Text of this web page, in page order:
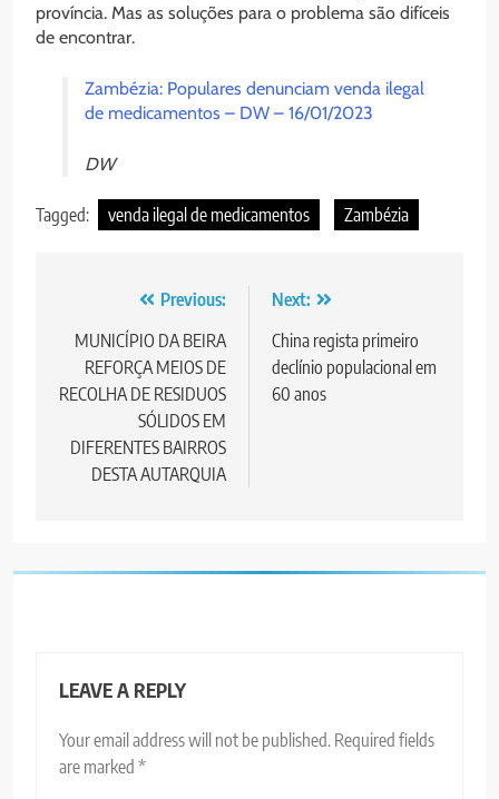
província. Mas as soluções para o problema são difíceis
de encontrar.
Zambézia: Populares denunciam venda ilegal
de medicamentos – DW – 16/01/2023
DW
Tagged: venda ilegal de medicamentos Zambézia
navigation
Previous:
MUNICÍPIO DA BEIRA
REFORÇA MEIOS DE
RECOLHA DE RESIDUOS
SÓLIDOS EM
DIFERENTES BAIRROS
DESTA AUTARQUIA
Next:
China regista primeiro
declínio populacional em
60 anos
LEAVE A REPLY
Your email address will not be published. Required fields
are marked *